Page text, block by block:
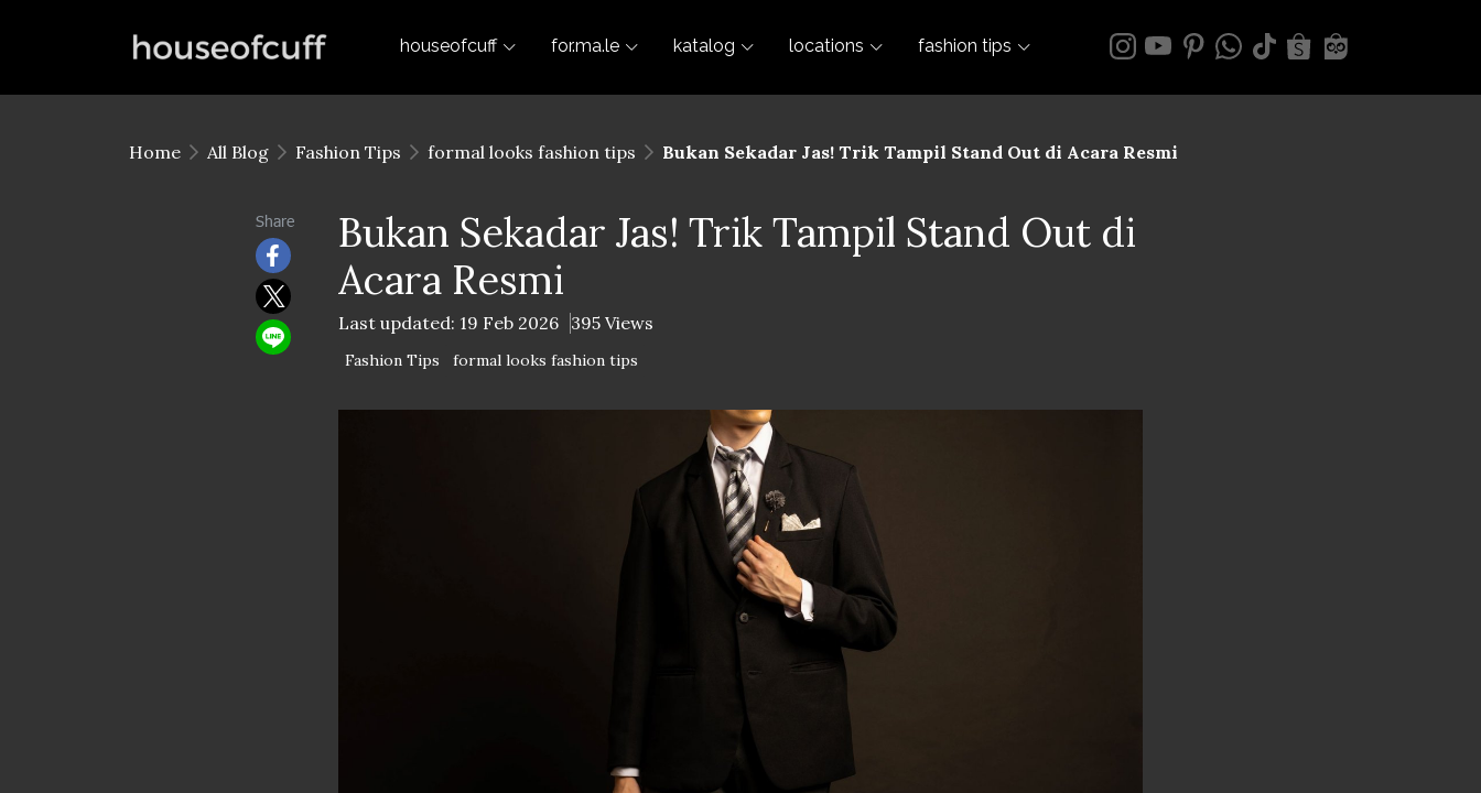
houseofcuff for.ma.le katalog locations fashion tips
Home All Blog Fashion Tips formal looks fashion tips Bukan Sekadar Jas! Trik Tampil Stand Out di Acara Resmi
Share
Bukan Sekadar Jas! Trik Tampil Stand Out di
Acara Resmi
Last updated: 19 Feb 2026 395 Views
Fashion Tips formal looks fashion tips